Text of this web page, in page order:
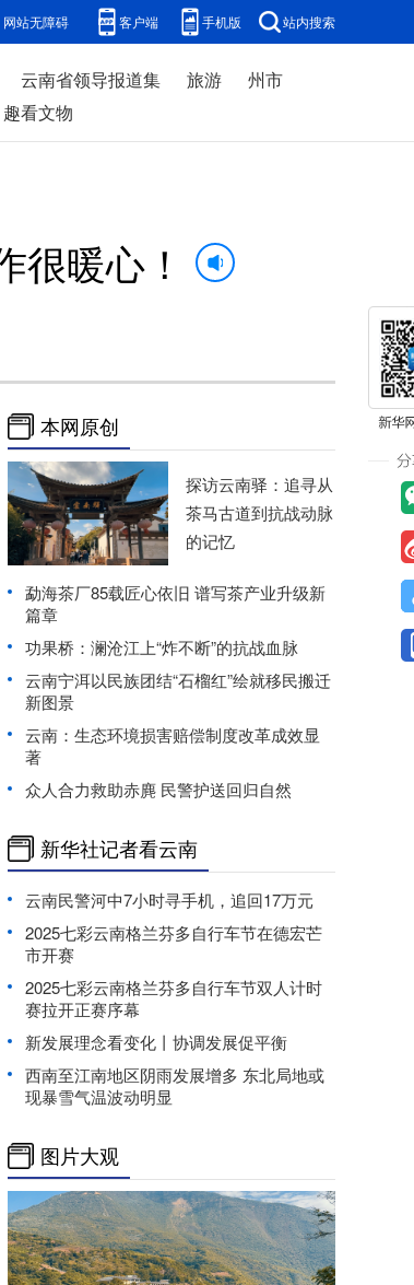
网站无障碍 客户端 手机版 站内搜索
云南省领导报道集 旅游
州市
趣看文物
暖心！
本网原创
探访云南驿：追寻从
茶马古道到抗战动脉
的记忆
勐海茶厂85载匠心依旧 谱写茶产业升级新
篇章
功果桥：澜沧江上“炸不断”的抗战血脉
云南宁洱以民族团结“石榴红”绘就移民搬迁
新图景
云南：生态环境损害赔偿制度改革成效显
著
众人合力救助赤麂 民警护送回归自然
新华社记者看云南
云南民警河中7小时寻手机，追回17万元
2025七彩云南格兰芬多自行车节在德宏芒
市开赛
2025七彩云南格兰芬多自行车节双人计时
赛拉开正赛序幕
新发展理念看变化丨协调发展促平衡
西南至江南地区阴雨发展增多 东北局地或
现暴雪气温波动明显
图片大观